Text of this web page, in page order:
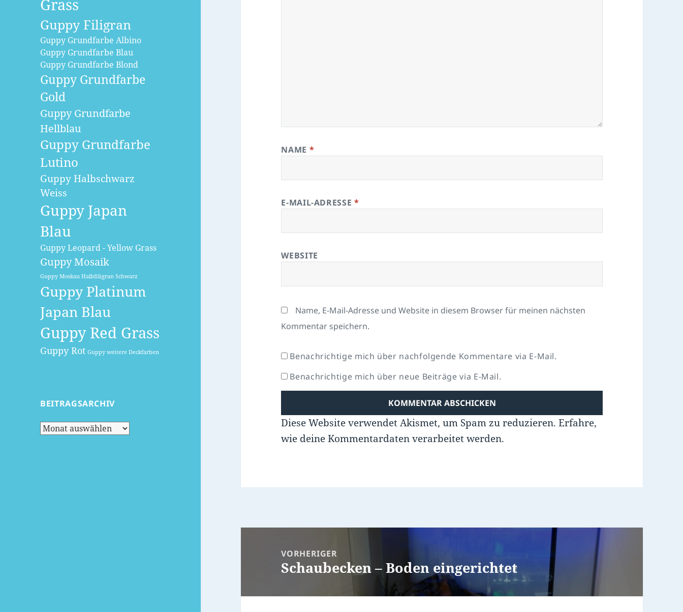
Grass
Guppy Filigran
Guppy Grundfarbe Albino
Guppy Grundfarbe Blau
Guppy Grundfarbe Blond
Guppy Grundfarbe
Gold
Guppy Grundfarbe
Hellblau
Guppy Grundfarbe
Lutino
Guppy Halbschwarz
Weiss
Guppy Japan
Blau
Guppy Leopard - Yellow Grass
Guppy Mosaik
Guppy Moskau Halbfiligran Schwarz
Guppy Platinum
Japan Blau
Guppy Red Grass
Guppy Rot Guppy weitere Deckfarben
BEITRAGSARCHIV
Beitragsarchiv
NAME *
E-MAIL-ADRESSE *
WEBSITE
Name, E-Mail-Adresse und Website in diesem Browser für meinen nächsten
Kommentar speichern.
Benachrichtige mich über nachfolgende Kommentare via E-Mail.
Benachrichtige mich über neue Beiträge via E-Mail.
Diese Website verwendet Akismet, um Spam zu reduzieren.Erfahre,
wie deine Kommentardaten verarbeitet werden.
VORHERIGER
Vorheriger
Schaubecken – Boden eingerichtet